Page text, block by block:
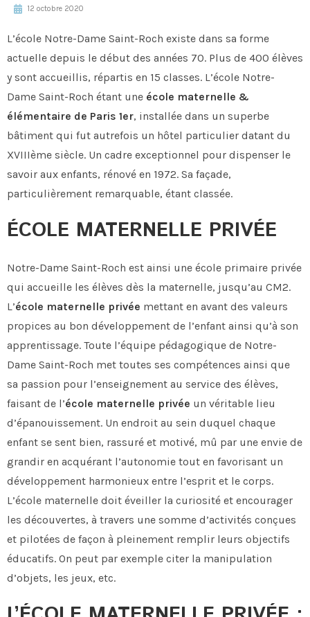
12 octobre 2020
L’école Notre-Dame Saint-Roch existe dans sa forme
actuelle depuis le début des années 70. Plus de 400 élèves
y sont accueillis, répartis en 15 classes. L’école Notre-
Dame Saint-Roch étant une école maternelle &
élémentaire de Paris 1er, installée dans un superbe
bâtiment qui fut autrefois un hôtel particulier datant du
XVIIIème siècle. Un cadre exceptionnel pour dispenser le
savoir aux enfants, rénové en 1972. Sa façade,
particulièrement remarquable, étant classée.
ÉCOLE MATERNELLE PRIVÉE
Notre-Dame Saint-Roch est ainsi une école primaire privée
qui accueille les élèves dès la maternelle, jusqu’au CM2.
L’école maternelle privée mettant en avant des valeurs
propices au bon développement de l’enfant ainsi qu’à son
apprentissage. Toute l’équipe pédagogique de Notre-
Dame Saint-Roch met toutes ses compétences ainsi que
sa passion pour l’enseignement au service des élèves,
faisant de l’école maternelle privée un véritable lieu
d’épanouissement. Un endroit au sein duquel chaque
enfant se sent bien, rassuré et motivé, mû par une envie de
grandir en acquérant l’autonomie tout en favorisant un
développement harmonieux entre l’esprit et le corps.
L’école maternelle doit éveiller la curiosité et encourager
les découvertes, à travers une somme d’activités conçues
et pilotées de façon à pleinement remplir leurs objectifs
éducatifs. On peut par exemple citer la manipulation
d’objets, les jeux, etc.